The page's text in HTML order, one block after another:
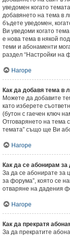
уведомен когато
добавянето на тема в
бъдете уведомен,
Ви уведоми когато
е нова тема в някой
теми и абонаменти
раздел “Настройки на
Нагоре
Как да добавя тема в
Можете да добавите
като изберете
(бутон с гаечен ключ
Отговарянето на тема
темата” също ще Ви
Нагоре
Как да се абонирам
За да се абонирате за
за форума”, която се
отваряне на дадения
Нагоре
Как да прекратя
За да прекратите